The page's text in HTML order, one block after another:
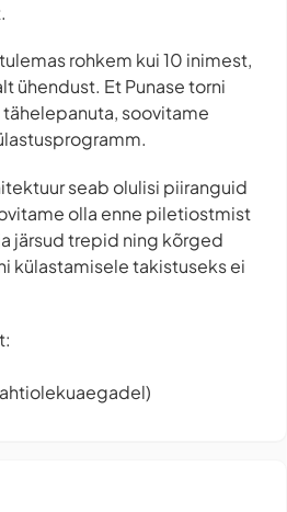
rohkem kui 10 inimest,
ühendust. Et Punase torni
soovitame
seab olulisi piiranguid
olla enne piletiostmist
järsud trepid ning kõrged
külastamisele takistuseks ei